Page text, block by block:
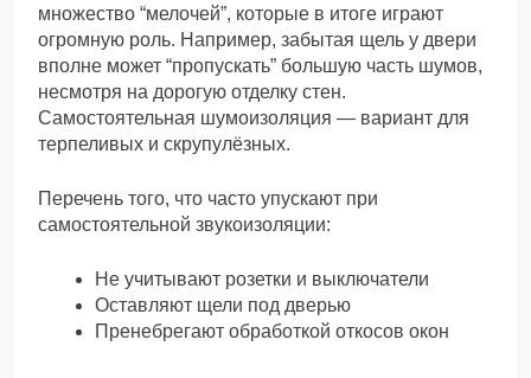
множество “мелочей”, которые в итоге играют
огромную роль. Например, забытая щель у двери
вполне может “пропускать” большую часть шумов,
несмотря на дорогую отделку стен.
Самостоятельная шумоизоляция — вариант для
терпеливых и скрупулёзных.
Перечень того, что часто упускают при
самостоятельной звукоизоляции:
Не учитывают розетки и выключатели
Оставляют щели под дверью
Пренебрегают обработкой откосов окон